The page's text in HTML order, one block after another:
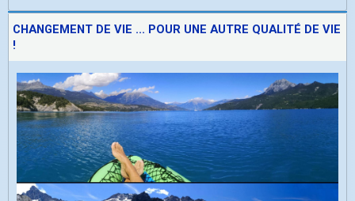
CHANGEMENT DE VIE ... POUR UNE AUTRE QUALITÉ DE VIE
!